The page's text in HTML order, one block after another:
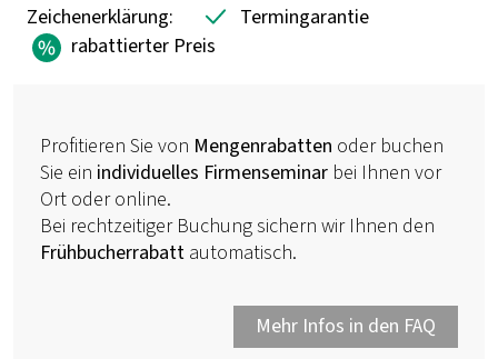
Zeichenerklärung:
Termingarantie
rabattierter Preis
Profitieren Sie von Mengenrabatten oder buchen
Sie ein individuelles Firmenseminar bei Ihnen vor
Ort oder online.
Bei rechtzeitiger Buchung sichern wir Ihnen den
Frühbucherrabatt automatisch.
Mehr Infos in den FAQ